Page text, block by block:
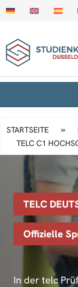
STARTSEITE »
TELC C1
TELC
Offizielle
In der telc